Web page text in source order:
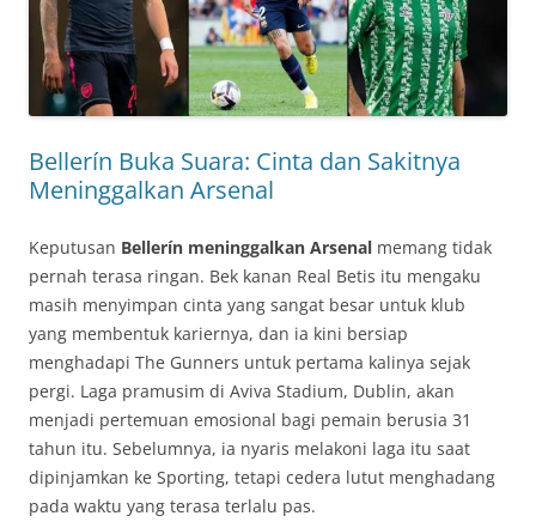
Bellerín Buka Suara: Cinta dan Sakitnya
Meninggalkan Arsenal
Keputusan Bellerín meninggalkan Arsenal memang tidak
pernah terasa ringan. Bek kanan Real Betis itu mengaku
masih menyimpan cinta yang sangat besar untuk klub
yang membentuk kariernya, dan ia kini bersiap
menghadapi The Gunners untuk pertama kalinya sejak
pergi. Laga pramusim di Aviva Stadium, Dublin, akan
menjadi pertemuan emosional bagi pemain berusia 31
tahun itu. Sebelumnya, ia nyaris melakoni laga itu saat
dipinjamkan ke Sporting, tetapi cedera lutut menghadang
pada waktu yang terasa terlalu pas.